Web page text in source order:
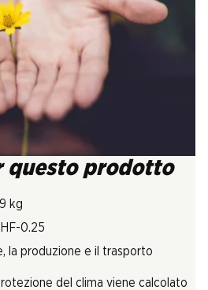
questo prodotto
kg
0.25
la produzione e il trasporto
del clima viene calcolato